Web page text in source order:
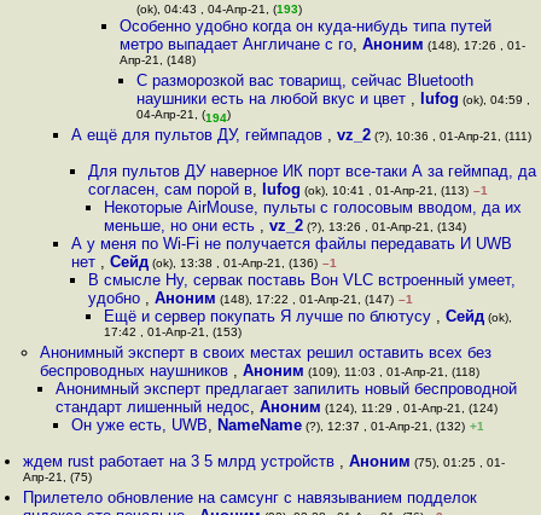
(ok), 04:43 , 04-Апр-21, (193)
Особенно удобно когда он куда-нибудь типа путей
метро выпадает Англичане с го,Аноним (148), 17:26 , 01-
Апр-21, (148)
С разморозкой вас товарищ, сейчас Bluetooth
наушники есть на любой вкус и цвет , lufog (ok), 04:59 ,
04-Апр-21, (194)
А ещё для пультов ДУ, геймпадов ,vz_2 (?), 10:36 , 01-Апр-21, (111)
Для пультов ДУ наверное ИК порт все-таки А за геймпад, да
согласен, сам порой в, lufog (ok), 10:41 , 01-Апр-21, (113) –1
Некоторые AirMouse, пульты с голосовым вводом, да их
меньше, но они есть , vz_2(?), 13:26 , 01-Апр-21, (134)
А у меня по Wi-Fi не получается файлы передавать И UWB
нет ,Сейд (ok), 13:38 , 01-Апр-21, (136) –1
В смысле Ну, сервак поставь Вон VLC встроенный умеет,
удобно , Аноним (148), 17:22 , 01-Апр-21, (147) –1
Ещё и сервер покупать Я лучше по блютусу , Сейд(ok),
17:42 , 01-Апр-21, (153)
Анонимный эксперт в своих местах решил оставить всех без
беспроводных наушников , Аноним (109), 11:03 , 01-Апр-21, (118)
Анонимный эксперт предлагает запилить новый беспроводной
стандарт лишенный недос, Аноним (124), 11:29 , 01-Апр-21, (124)
Он уже есть, UWB, NameName (?), 12:37 , 01-Апр-21, (132) +1
ждем rust работает на 3 5 млрд устройств ,Аноним (75), 01:25 , 01-
Апр-21, (75)
Прилетело обновление на самсунг с навязыванием подделок